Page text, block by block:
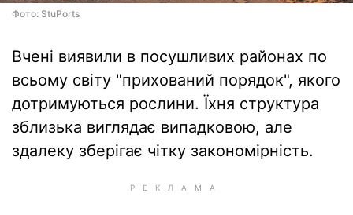
Фото: StuPorts
Вчені виявили в посушливих районах по
всьому світу "прихований порядок", якого
дотримуються рослини. Їхня структура
зблизька виглядає випадковою, але
здалеку зберігає чітку закономірність.